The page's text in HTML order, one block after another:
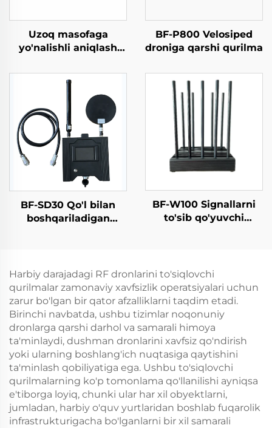
Uzoq masofaga
yo'nalishli aniqlash
kuchlanishli antenma
tizimi Anti-UAV RF
radio to'siqlari
Samarali chastotali
ekran UAV signallari
BF-P800 Velosiped
droniga qarshi qurilma
BF-SD30 Qo'l bilan
boshqariladigan
BF-W100 Signallarni
to'sib qo'yuvchi
Harbiy darajadagi RF dronlarini to'siqlovchi
qurilmalar zamonaviy xavfsizlik operatsiyalari uchun
zarur bo'lgan bir qator afzalliklarni taqdim etadi.
Birinchi navbatda, ushbu tizimlar noqonuniy
dronlarga qarshi darhol va samarali himoya
ta'minlaydi, dushman dronlarini xavfsiz qo'ndirish
yoki ularning boshlang'ich nuqtasiga qaytishini
ta'minlash qobiliyatiga ega. Ushbu to'siqlovchi
qurilmalarning ko'p tomonlama qo'llanilishi ayniqsa
e'tiborga loyiq, chunki ular har xil obyektlarni,
jumladan, harbiy o'quv yurtlaridan boshlab fuqarolik
infrastrukturigacha bo'lganlarni bir xil samarali